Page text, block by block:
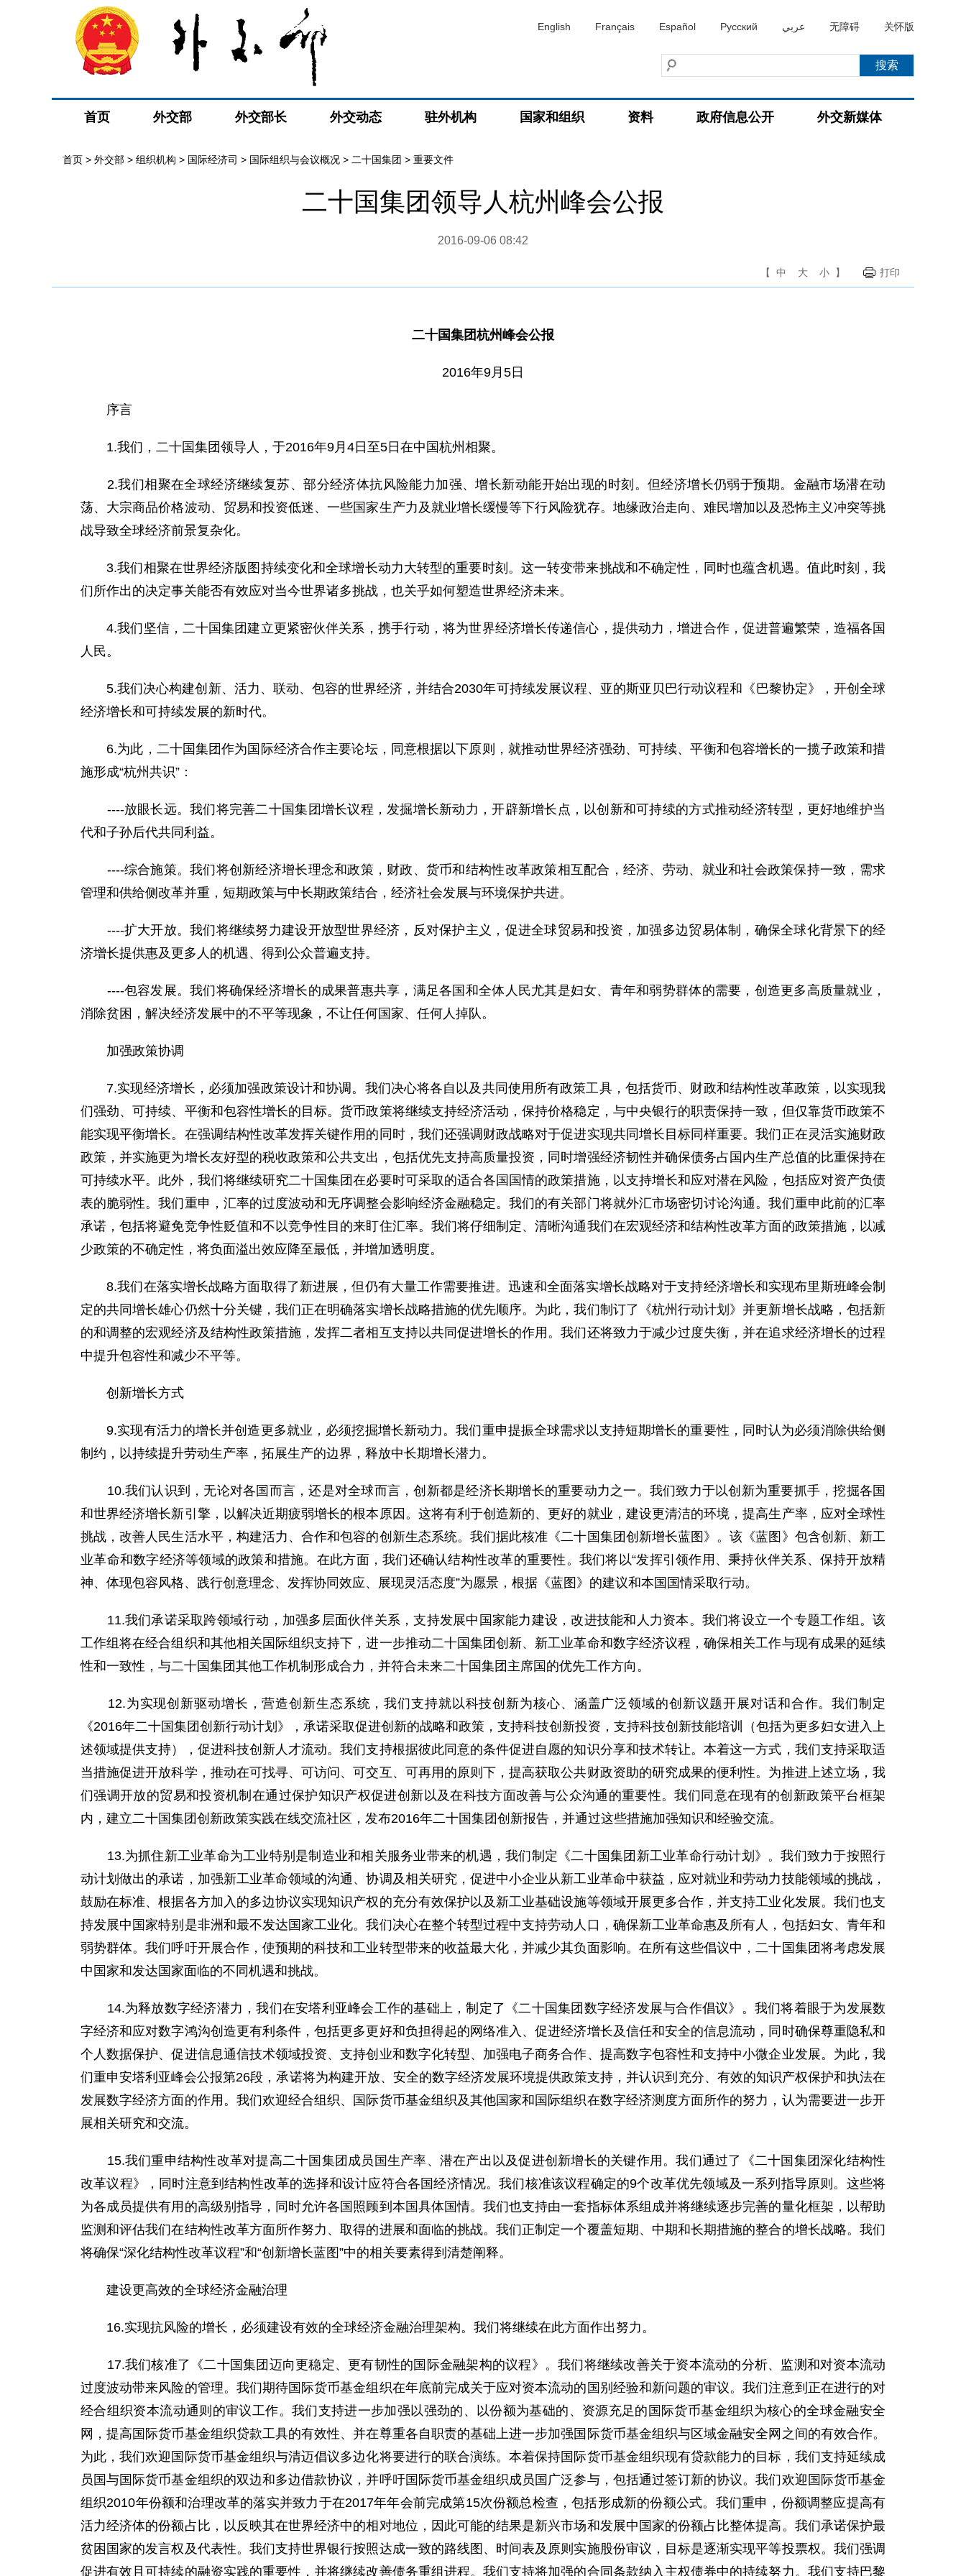
English Français Español Русский عربي 无障碍 关怀版
首页 外交部 外交部长 外交动态 驻外机构 国家和组织 资料 政府信息公开 外交新媒体
首页 > 外交部 > 组织机构 > 国际经济司 > 国际组织与会议概况 > 二十国集团 > 重要文件
二十国集团领导人杭州峰会公报
2016-09-06 08:42
【 中 大 小 】 打印
二十国集团杭州峰会公报
2016年9月5日
序言
1.我们，二十国集团领导人，于2016年9月4日至5日在中国杭州相聚。
2.我们相聚在全球经济继续复苏、部分经济体抗风险能力加强、增长新动能开始出现的时刻。但经济增长仍弱于预期。金融市场潜在动
荡、大宗商品价格波动、贸易和投资低迷、一些国家生产力及就业增长缓慢等下行风险犹存。地缘政治走向、难民增加以及恐怖主义冲突等挑
战导致全球经济前景复杂化。
3.我们相聚在世界经济版图持续变化和全球增长动力大转型的重要时刻。这一转变带来挑战和不确定性，同时也蕴含机遇。值此时刻，我
们所作出的决定事关能否有效应对当今世界诸多挑战，也关乎如何塑造世界经济未来。
4.我们坚信，二十国集团建立更紧密伙伴关系，携手行动，将为世界经济增长传递信心，提供动力，增进合作，促进普遍繁荣，造福各国
人民。
5.我们决心构建创新、活力、联动、包容的世界经济，并结合2030年可持续发展议程、亚的斯亚贝巴行动议程和《巴黎协定》，开创全球
经济增长和可持续发展的新时代。
6.为此，二十国集团作为国际经济合作主要论坛，同意根据以下原则，就推动世界经济强劲、可持续、平衡和包容增长的一揽子政策和措
施形成“杭州共识”：
----放眼长远。我们将完善二十国集团增长议程，发掘增长新动力，开辟新增长点，以创新和可持续的方式推动经济转型，更好地维护当
代和子孙后代共同利益。
----综合施策。我们将创新经济增长理念和政策，财政、货币和结构性改革政策相互配合，经济、劳动、就业和社会政策保持一致，需求
管理和供给侧改革并重，短期政策与中长期政策结合，经济社会发展与环境保护共进。
----扩大开放。我们将继续努力建设开放型世界经济，反对保护主义，促进全球贸易和投资，加强多边贸易体制，确保全球化背景下的经
济增长提供惠及更多人的机遇、得到公众普遍支持。
----包容发展。我们将确保经济增长的成果普惠共享，满足各国和全体人民尤其是妇女、青年和弱势群体的需要，创造更多高质量就业，
消除贫困，解决经济发展中的不平等现象，不让任何国家、任何人掉队。
加强政策协调
7.实现经济增长，必须加强政策设计和协调。我们决心将各自以及共同使用所有政策工具，包括货币、财政和结构性改革政策，以实现我
们强劲、可持续、平衡和包容性增长的目标。货币政策将继续支持经济活动，保持价格稳定，与中央银行的职责保持一致，但仅靠货币政策不
能实现平衡增长。在强调结构性改革发挥关键作用的同时，我们还强调财政战略对于促进实现共同增长目标同样重要。我们正在灵活实施财政
政策，并实施更为增长友好型的税收政策和公共支出，包括优先支持高质量投资，同时增强经济韧性并确保债务占国内生产总值的比重保持在
可持续水平。此外，我们将继续研究二十国集团在必要时可采取的适合各国国情的政策措施，以支持增长和应对潜在风险，包括应对资产负债
表的脆弱性。我们重申，汇率的过度波动和无序调整会影响经济金融稳定。我们的有关部门将就外汇市场密切讨论沟通。我们重申此前的汇率
承诺，包括将避免竞争性贬值和不以竞争性目的来盯住汇率。我们将仔细制定、清晰沟通我们在宏观经济和结构性改革方面的政策措施，以减
少政策的不确定性，将负面溢出效应降至最低，并增加透明度。
8.我们在落实增长战略方面取得了新进展，但仍有大量工作需要推进。迅速和全面落实增长战略对于支持经济增长和实现布里斯班峰会制
定的共同增长雄心仍然十分关键，我们正在明确落实增长战略措施的优先顺序。为此，我们制订了《杭州行动计划》并更新增长战略，包括新
的和调整的宏观经济及结构性政策措施，发挥二者相互支持以共同促进增长的作用。我们还将致力于减少过度失衡，并在追求经济增长的过程
中提升包容性和减少不平等。
创新增长方式
9.实现有活力的增长并创造更多就业，必须挖掘增长新动力。我们重申提振全球需求以支持短期增长的重要性，同时认为必须消除供给侧
制约，以持续提升劳动生产率，拓展生产的边界，释放中长期增长潜力。
10.我们认识到，无论对各国而言，还是对全球而言，创新都是经济长期增长的重要动力之一。我们致力于以创新为重要抓手，挖掘各国
和世界经济增长新引擎，以解决近期疲弱增长的根本原因。这将有利于创造新的、更好的就业，建设更清洁的环境，提高生产率，应对全球性
挑战，改善人民生活水平，构建活力、合作和包容的创新生态系统。我们据此核准《二十国集团创新增长蓝图》。该《蓝图》包含创新、新工
业革命和数字经济等领域的政策和措施。在此方面，我们还确认结构性改革的重要性。我们将以“发挥引领作用、秉持伙伴关系、保持开放精
神、体现包容风格、践行创意理念、发挥协同效应、展现灵活态度”为愿景，根据《蓝图》的建议和本国国情采取行动。
11.我们承诺采取跨领域行动，加强多层面伙伴关系，支持发展中国家能力建设，改进技能和人力资本。我们将设立一个专题工作组。该
工作组将在经合组织和其他相关国际组织支持下，进一步推动二十国集团创新、新工业革命和数字经济议程，确保相关工作与现有成果的延续
性和一致性，与二十国集团其他工作机制形成合力，并符合未来二十国集团主席国的优先工作方向。
12.为实现创新驱动增长，营造创新生态系统，我们支持就以科技创新为核心、涵盖广泛领域的创新议题开展对话和合作。我们制定
《2016年二十国集团创新行动计划》，承诺采取促进创新的战略和政策，支持科技创新投资，支持科技创新技能培训（包括为更多妇女进入上
述领域提供支持），促进科技创新人才流动。我们支持根据彼此同意的条件促进自愿的知识分享和技术转让。本着这一方式，我们支持采取适
当措施促进开放科学，推动在可找寻、可访问、可交互、可再用的原则下，提高获取公共财政资助的研究成果的便利性。为推进上述立场，我
们强调开放的贸易和投资机制在通过保护知识产权促进创新以及在科技方面改善与公众沟通的重要性。我们同意在现有的创新政策平台框架
内，建立二十国集团创新政策实践在线交流社区，发布2016年二十国集团创新报告，并通过这些措施加强知识和经验交流。
13.为抓住新工业革命为工业特别是制造业和相关服务业带来的机遇，我们制定《二十国集团新工业革命行动计划》。我们致力于按照行
动计划做出的承诺，加强新工业革命领域的沟通、协调及相关研究，促进中小企业从新工业革命中获益，应对就业和劳动力技能领域的挑战，
鼓励在标准、根据各方加入的多边协议实现知识产权的充分有效保护以及新工业基础设施等领域开展更多合作，并支持工业化发展。我们也支
持发展中国家特别是非洲和最不发达国家工业化。我们决心在整个转型过程中支持劳动人口，确保新工业革命惠及所有人，包括妇女、青年和
弱势群体。我们呼吁开展合作，使预期的科技和工业转型带来的收益最大化，并减少其负面影响。在所有这些倡议中，二十国集团将考虑发展
中国家和发达国家面临的不同机遇和挑战。
14.为释放数字经济潜力，我们在安塔利亚峰会工作的基础上，制定了《二十国集团数字经济发展与合作倡议》。我们将着眼于为发展数
字经济和应对数字鸿沟创造更有利条件，包括更多更好和负担得起的网络准入、促进经济增长及信任和安全的信息流动，同时确保尊重隐私和
个人数据保护、促进信息通信技术领域投资、支持创业和数字化转型、加强电子商务合作、提高数字包容性和支持中小微企业发展。为此，我
们重申安塔利亚峰会公报第26段，承诺将为构建开放、安全的数字经济发展环境提供政策支持，并认识到充分、有效的知识产权保护和执法在
发展数字经济方面的作用。我们欢迎经合组织、国际货币基金组织及其他国家和国际组织在数字经济测度方面所作的努力，认为需要进一步开
展相关研究和交流。
15.我们重申结构性改革对提高二十国集团成员国生产率、潜在产出以及促进创新增长的关键作用。我们通过了《二十国集团深化结构性
改革议程》，同时注意到结构性改革的选择和设计应符合各国经济情况。我们核准该议程确定的9个改革优先领域及一系列指导原则。这些将
为各成员提供有用的高级别指导，同时允许各国照顾到本国具体国情。我们也支持由一套指标体系组成并将继续逐步完善的量化框架，以帮助
监测和评估我们在结构性改革方面所作努力、取得的进展和面临的挑战。我们正制定一个覆盖短期、中期和长期措施的整合的增长战略。我们
将确保“深化结构性改革议程”和“创新增长蓝图”中的相关要素得到清楚阐释。
建设更高效的全球经济金融治理
16.实现抗风险的增长，必须建设有效的全球经济金融治理架构。我们将继续在此方面作出努力。
17.我们核准了《二十国集团迈向更稳定、更有韧性的国际金融架构的议程》。我们将继续改善关于资本流动的分析、监测和对资本流动
过度波动带来风险的管理。我们期待国际货币基金组织在年底前完成关于应对资本流动的国别经验和新问题的审议。我们注意到正在进行的对
经合组织资本流动通则的审议工作。我们支持进一步加强以强劲的、以份额为基础的、资源充足的国际货币基金组织为核心的全球金融安全
网，提高国际货币基金组织贷款工具的有效性、并在尊重各自职责的基础上进一步加强国际货币基金组织与区域金融安全网之间的有效合作。
为此，我们欢迎国际货币基金组织与清迈倡议多边化将要进行的联合演练。本着保持国际货币基金组织现有贷款能力的目标，我们支持延续成
员国与国际货币基金组织的双边和多边借款协议，并呼吁国际货币基金组织成员国广泛参与，包括通过签订新的协议。我们欢迎国际货币基金
组织2010年份额和治理改革的落实并致力于在2017年年会前完成第15次份额总检查，包括形成新的份额公式。我们重申，份额调整应提高有
活力经济体的份额占比，以反映其在世界经济中的相对地位，因此可能的结果是新兴市场和发展中国家的份额占比整体提高。我们承诺保护最
贫困国家的发言权及代表性。我们支持世界银行按照达成一致的路线图、时间表及原则实施股份审议，目标是逐渐实现平等投票权。我们强调
促进有效且可持续的融资实践的重要性，并将继续改善债务重组进程。我们支持将加强的合同条款纳入主权债券中的持续努力。我们支持巴黎